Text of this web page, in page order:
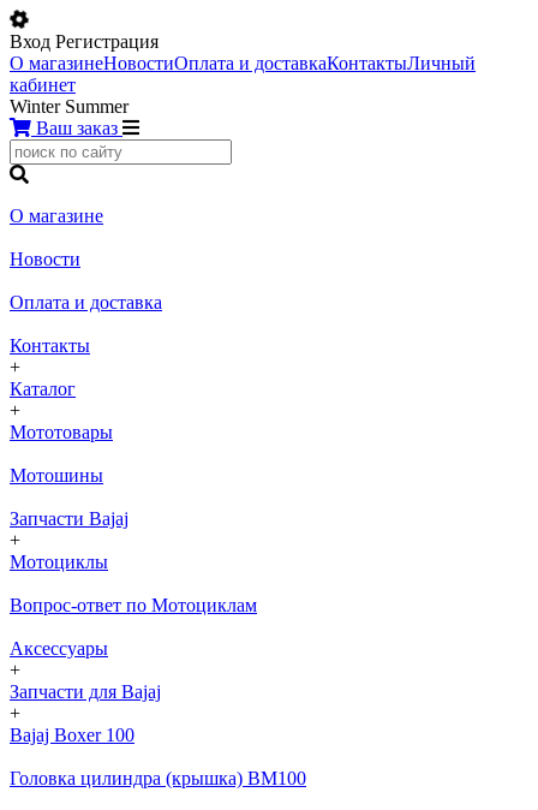
Вход Регистрация
О магазинеНовостиОплата и доставкаКонтактыЛичный
кабинет
Winter Summer
Ваш заказ
О магазине
Новости
Оплата и доставка
Контакты
+
Каталог
+
Мототовары
Мотошины
Запчасти Bajaj
+
Мотоциклы
Вопрос-ответ по Мотоциклам
Аксессуары
+
Запчасти для Bajaj
+
Bajaj Boxer 100
Головка цилиндра (крышка) BM100